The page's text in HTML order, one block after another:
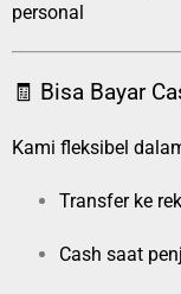
personal
🧾 Bisa Bayar
Kami fleksibel
Transfer ke
Cash saat